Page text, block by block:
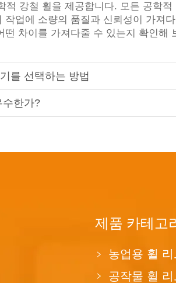
적 강철 휠을 제공합니다. 모든 공학
업에 소량의 품질과 신뢰성이 가져
떤 차이를 가져다줄 수 있는지 확인해
를 선택하는 방법
수한가?
제품 카테고
농업용 휠 리
공작물 휠 리